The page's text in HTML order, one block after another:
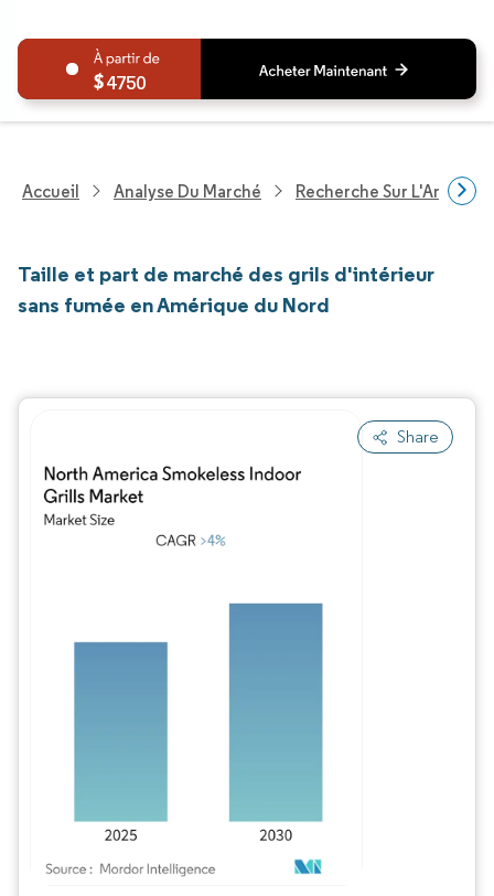
4750
Accueil Analyse Du Marché Recherche Sur
Taille et part de marché des grils d'intérieur
sans fumée en Amérique du Nord
Share